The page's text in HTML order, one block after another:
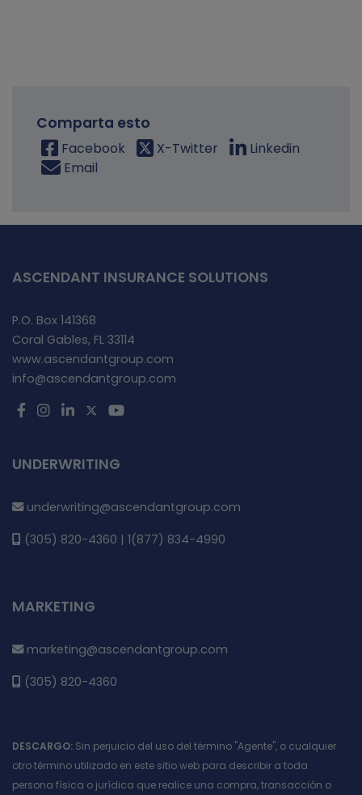
Comparta esto
Facebook X-Twitter
Linkedin
Email
ASCENDANT INSURANCE SOLUTIONS
P.O. Box 141368
Coral Gables, FL 33114
www.ascendantgroup.com
info@ascendantgroup.com
UNDERWRITING
underwriting@ascendantgroup.com
(305) 820-4360 | 1(877) 834-4990
MARKETING
marketing@ascendantgroup.com
(305) 820-4360
DESCARGO: Sin perjuicio del uso del término "Agente", o cualquier
otro término utilizado en este sitio web para describir a toda
persona física o jurídica que realice una compra, transacción o